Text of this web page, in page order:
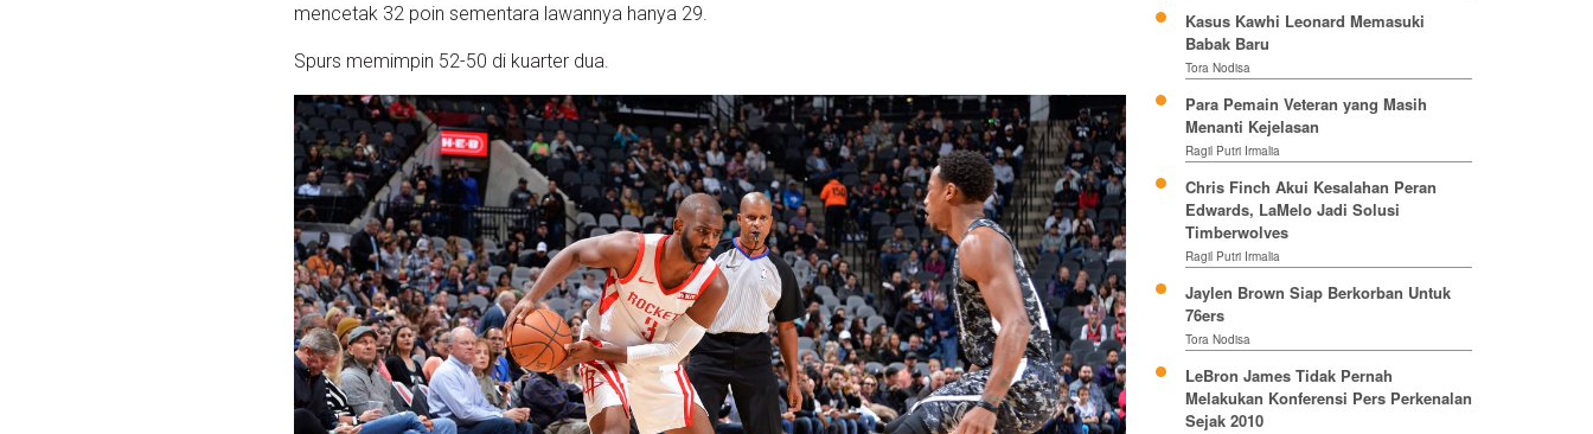
mencetak 32 poin sementara lawannya hanya 29.
Spurs memimpin 52-50 di kuarter dua.
Kasus Kawhi Leonard Memasuki
Babak Baru
Tora Nodisa
Para Pemain Veteran yang Masih
Menanti Kejelasan
Ragil Putri Irmalia
Chris Finch Akui Kesalahan Peran
Edwards, LaMelo Jadi Solusi
Timberwolves
Ragil Putri Irmalia
Jaylen Brown Siap Berkorban Untuk
76ers
Tora Nodisa
LeBron James Tidak Pernah
Melakukan Konferensi Pers Perkenalan
Sejak 2010